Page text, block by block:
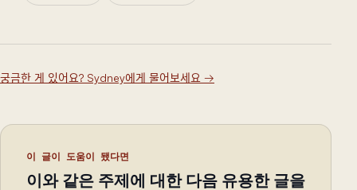
궁금한 게 있어요? Sydney에게 물어보세요 →
이 글이 도움이 됐다면
이와 같은 주제에 대한 다음 유용한 글을